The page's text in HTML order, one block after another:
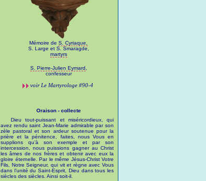
Mémoire de S. Cyriaque,
S. Large et S. Smaragde,
martyrs
S. Pierre-Julien Eymard
confesseur
voir Le Martyrologe#90-4
Oraison - collecte
Dieu tout-puissant et miséricordieux, qui
avez rendu saint Jean-Marie admirable par son
zèle pastoral et son ardeur soutenue pour la
prière et la pénitence, faites, nous Vous en
supplions qu’à son exemple et par son
intercession, nous puissions gagner au Christ
les âmes de nos frères et obtenir avec eux la
gloire éternelle. Par le même Jésus-Christ Votre
Fils, Notre Seigneur, qui vit et règne avec Vous
dans l’unité du Saint-Esprit, Dieu dans tous les
siècles des siècles. Ainsi soit-il.